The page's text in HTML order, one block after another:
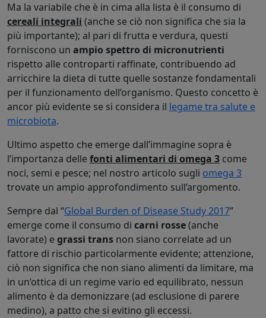
Ma la variabile che è in cima alla lista è il consumo di
cereali integrali (anche se ciò non significa che sia la
più importante); al pari di frutta e verdura, questi
forniscono un ampio spettro di micronutrienti
rispetto alle controparti raffinate, contribuendo ad
arricchire la dieta di tutte quelle sostanze fondamentali
per il funzionamento dell’organismo. Questo concetto è
ancor più evidente se si considera il legame tra salute e
microbiota.
Ultimo aspetto che emerge dall’immagine sopra è
l’importanza delle fonti alimentari di omega 3 come
noci, semi e pesce; nel nostro articolo sugli omega 3
trovate un ampio approfondimento sull’argomento.
Sempre dal “Global Burden of Disease Study 2017”
emerge come il consumo di carni rosse(anche
lavorate) e grassi trans non siano correlate ad un
fattore di rischio particolarmente evidente; attenzione,
ciò non significa che non siano alimenti da limitare, ma
in un’ottica di un regime vario ed equilibrato, nessun
alimento è da demonizzare (ad esclusione di parere
medino), a patto che si evitino gli eccessi.